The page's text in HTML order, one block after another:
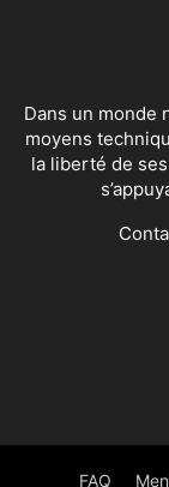
Dans un monde
moyens
la liberté de
FAQ